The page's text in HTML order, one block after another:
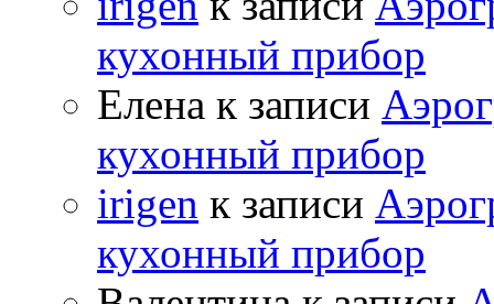
кухонный прибор
Елена к записи
кухонный прибор
irigen к записи
кухонный прибор